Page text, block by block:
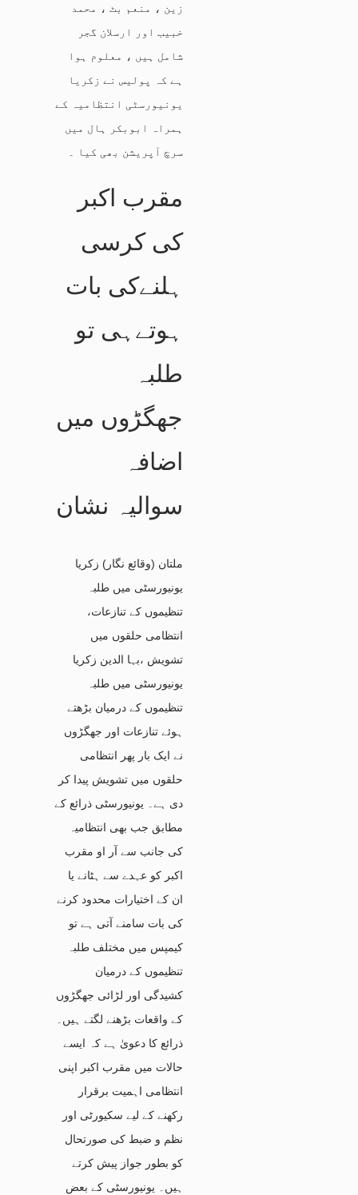
زین ، منعم بٹ ، محمد
خبیب اور ارسلان گجر
شامل ہیں ، معلوم ہوا
ہے کہ پولیس نے زکریا
یونیورسٹی انتظامیہ کے
ہمراہ ابوبکر ہال میں
سرچ آپریشن بھی کیا ۔
مقرب اکبر
کی کرسی
ہلنےکی بات
ہوتےہی تو
طلبہ
جھگڑوں میں
اضافہ
سوالیہ نشان
ملتان (وقائع نگار) زکریا
یونیورسٹی میں طلبہ
تنظیموں کے تنازعات،
انتظامی حلقوں میں
تشویش ،بہا الدین زکریا
یونیورسٹی میں طلبہ
تنظیموں کے درمیان بڑھتے
ہوئے تنازعات اور جھگڑوں
نے ایک بار پھر انتظامی
حلقوں میں تشویش پیدا کر
دی ہے۔ یونیورسٹی ذرائع کے
مطابق جب بھی انتظامیہ
کی جانب سے آر او مقرب
اکبر کو عہدے سے ہٹانے یا
ان کے اختیارات محدود کرنے
کی بات سامنے آتی ہے تو
کیمپس میں مختلف طلبہ
تنظیموں کے درمیان
کشیدگی اور لڑائی جھگڑوں
کے واقعات بڑھنے لگتے ہیں۔
ذرائع کا دعویٰ ہے کہ ایسے
حالات میں مقرب اکبر اپنی
انتظامی اہمیت برقرار
رکھنے کے لیے سکیورٹی اور
نظم و ضبط کی صورتحال
کو بطور جواز پیش کرتے
ہیں۔ یونیورسٹی کے بعض